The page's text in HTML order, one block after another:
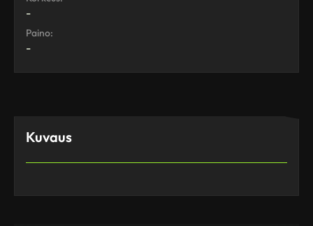
-
Paino:
-
Kuvaus